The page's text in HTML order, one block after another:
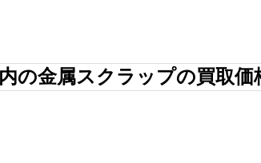
の金属スクラップの買取価